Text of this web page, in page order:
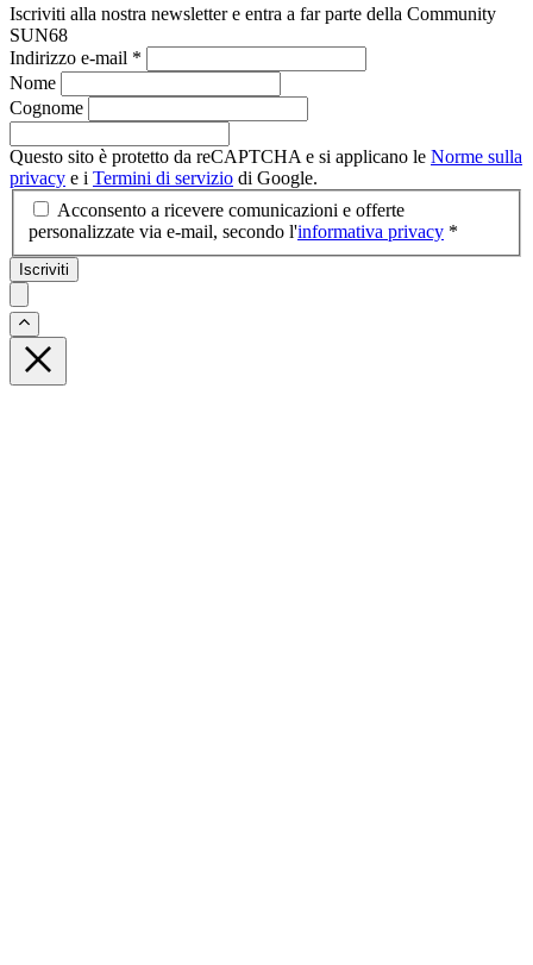
Iscriviti alla nostra newsletter e entra a far parte della Community
SUN68
Indirizzo e-mail *
Nome
Cognome
Questo sito è protetto da reCAPTCHA e si applicano le Norme sulla
privacy e i Termini di servizio di Google.
Acconsento a ricevere comunicazioni e offerte
personalizzate via e-mail, secondo l'informativa privacy *
Iscriviti